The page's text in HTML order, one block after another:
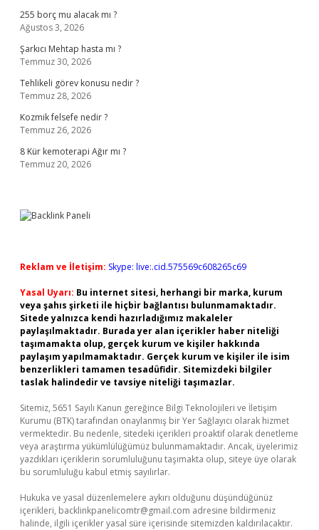
255 borç mu alacak mı ?
Ağustos 3, 2026
Şarkıcı Mehtap hasta mı ?
Temmuz 30, 2026
Tehlikeli görev konusu nedir ?
Temmuz 28, 2026
Kozmik felsefe nedir ?
Temmuz 26, 2026
8 Kür kemoterapi Ağır mı ?
Temmuz 20, 2026
Reklam ve İletişim: Skype: live:.cid.575569c608265c69
Yasal Uyarı: Bu internet sitesi, herhangi bir marka, kurum
veya şahıs şirketi ile hiçbir bağlantısı bulunmamaktadır.
Sitede yalnızca kendi hazırladığımız makaleler
paylaşılmaktadır. Burada yer alan içerikler haber niteliği
taşımamakta olup, gerçek kurum ve kişiler hakkında
paylaşım yapılmamaktadır. Gerçek kurum ve kişiler ile isim
benzerlikleri tamamen tesadüfidir. Sitemizdeki bilgiler
taslak halindedir ve tavsiye niteliği taşımazlar.
Sitemiz, 5651 Sayılı Kanun gereğince Bilgi Teknolojileri ve İletişim
Kurumu (BTK) tarafından onaylanmış bir Yer Sağlayıcı olarak hizmet
vermektedir. Bu nedenle, sitedeki içerikleri proaktif olarak denetleme
veya araştırma yükümlülüğümüz bulunmamaktadır. Ancak, üyelerimiz
yazdıkları içeriklerin sorumluluğunu taşımakta olup, siteye üye olarak
bu sorumluluğu kabul etmiş sayılırlar.
Hukuka ve yasal düzenlemelere aykırı olduğunu düşündüğünüz
içerikleri, backlinkpanelicomtr@gmail.com adresine bildirmeniz
halinde, ilgili içerikler yasal süre içerisinde sitemizden kaldırılacaktır.